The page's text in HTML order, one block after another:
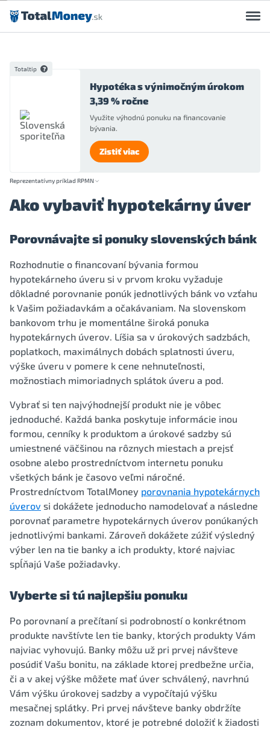
Preskočiť na obsah
Totaltip
Hypotéka s výnimočným úrokom
3,39 % ročne
Využite výhodnú ponuku na financovanie
bývania.
Zistiť viac
Reprezentatívny príklad RPMN
Ako vybaviť hypotekárny úver
Porovnávajte si ponuky slovenských bánk
Rozhodnutie o financovaní bývania formou
hypotekárneho úveru si v prvom kroku vyžaduje
dôkladné porovnanie ponúk jednotlivých bánk vo vzťahu
k Vašim požiadavkám a očakávaniam. Na slovenskom
bankovom trhu je momentálne široká ponuka
hypotekárnych úverov. Líšia sa v úrokových sadzbách,
poplatkoch, maximálnych dobách splatnosti úveru,
výške úveru v pomere k cene nehnuteľnosti,
možnostiach mimoriadnych splátok úveru a pod.
Vybrať si ten najvýhodnejší produkt nie je vôbec
jednoduché. Každá banka poskytuje informácie inou
formou, cenníky k produktom a úrokové sadzby sú
umiestnené väčšinou na rôznych miestach a prejsť
osobne alebo prostredníctvom internetu ponuku
všetkých bánk je časovo veľmi náročné.
Prostredníctvom TotalMoney porovnania hypotekárnych
úverov si dokážete jednoducho namodelovať a následne
porovnať parametre hypotekárnych úverov ponúkaných
jednotlivými bankami. Zároveň dokážete zúžiť výsledný
výber len na tie banky a ich produkty, ktoré najviac
spĺňajú Vaše požiadavky.
Vyberte si tú najlepšiu ponuku
Po porovnaní a prečítaní si podrobností o konkrétnom
produkte navštívte len tie banky, ktorých produkty Vám
najviac vyhovujú. Banky môžu už pri prvej návšteve
posúdiť Vašu bonitu, na základe ktorej predbežne určia,
či a v akej výške môžete mať úver schválený, navrhnú
Vám výšku úrokovej sadzby a vypočítajú výšku
mesačnej splátky. Pri prvej návšteve banky obdržíte
zoznam dokumentov, ktoré je potrebné doložiť k žiadosti